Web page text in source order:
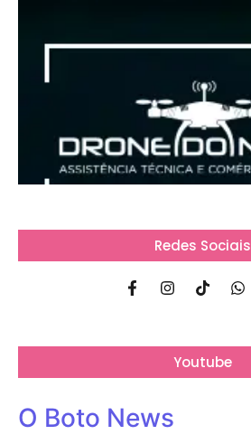
Redes Sociais
Youtube
O Boto News